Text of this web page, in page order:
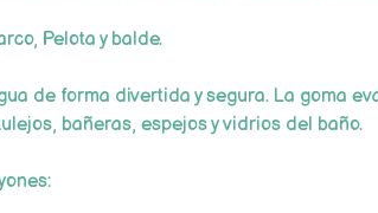
Pelota y balde.
de forma divertida y segura. La goma
bañeras, espejos y vidrios del baño.